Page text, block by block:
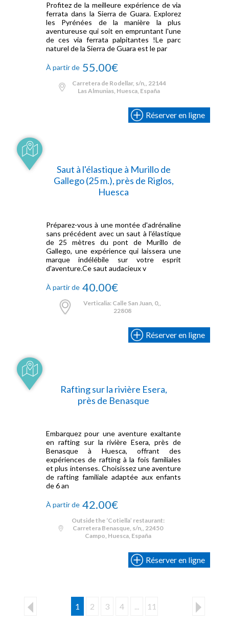
Profitez de la meilleure expérience de via
ferrata dans la Sierra de Guara. Explorez
les Pyrénées de la manière la plus
aventureuse qui soit en empruntant l'une
de ces via ferrata palpitantes !Le parc
naturel de la Sierra de Guara est le par
À partir de 55.00€
Carretera de Rodellar, s/n,, 22144
Las Almunias, Huesca, España
Réserver en ligne
Saut à l'élastique à Murillo de
Gallego (25 m.), près de Riglos,
Huesca
Préparez-vous à une montée d'adrénaline
sans précédent avec un saut à l'élastique
de 25 mètres du pont de Murillo de
Gallego, une expérience qui laissera une
marque indélébile sur votre esprit
d'aventure.Ce saut audacieux v
À partir de 40.00€
Verticalia: Calle San Juan, 0,,
22808
Réserver en ligne
Rafting sur la rivière Esera,
près de Benasque
Embarquez pour une aventure exaltante
en rafting sur la rivière Esera, près de
Benasque à Huesca, offrant des
expériences de rafting à la fois familiales
et plus intenses. Choisissez une aventure
de rafting familiale adaptée aux enfants
de 6 an
À partir de 42.00€
Outside the ‘Cotiella’ restaurant:
Carretera Benasque, s/n,, 22450
Campo, Huesca, España
Réserver en ligne
1 2 3 4 ... 11